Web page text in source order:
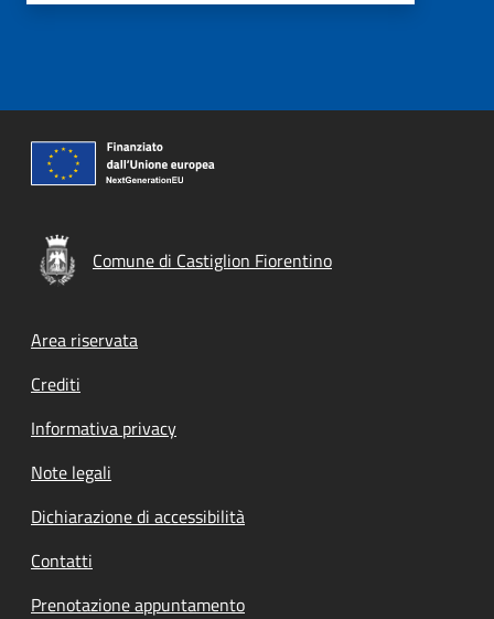
Comune di Castiglion Fiorentino
Footer menu
Area riservata
Crediti
Informativa privacy
Note legali
Dichiarazione di accessibilità
Contatti
Prenotazione appuntamento